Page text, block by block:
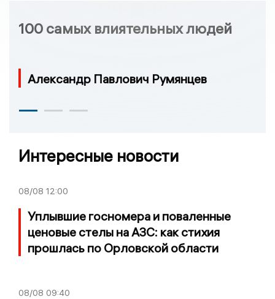
100 самых влиятельных людей
Александр Павлович Румянцев
Интересные новости
08/08 12:00
Уплывшие госномера и поваленные
ценовые стелы на АЗС: как стихия
прошлась по Орловской области
08/08 09:40